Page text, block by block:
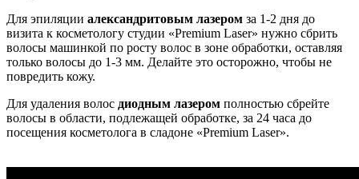
Для эпиляции александритовым лазером за 1-2 дня до
визита к косметологу студии «Premium Laser» нужно сбрить
волосы машинкой по росту волос в зоне обработки, оставляя
только волосы до 1-3 мм. Делайте это осторожно, чтобы не
повредить кожу.
Для удаления волос диодным лазером полностью сбрейте
волосы в области, подлежащей обработке, за 24 часа до
посещения косметолога в сладоне «Premium Laser».